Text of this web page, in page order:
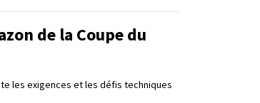
de la Coupe du
les exigences et les défis techniques